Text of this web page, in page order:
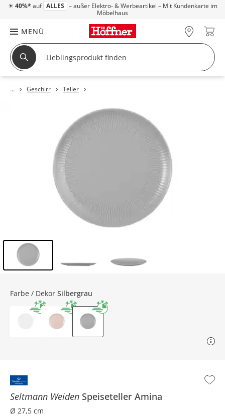
☀ 40%* auf ALLES – außer Elektro- & Werbeartikel – Mit Kundenkarte im
Möbelhaus
MENÜ
Geschirr Teller
Seltmann Weiden Speiseteller Amina
Ø 27,5 cm
Farbe / Dekor Silbergrau